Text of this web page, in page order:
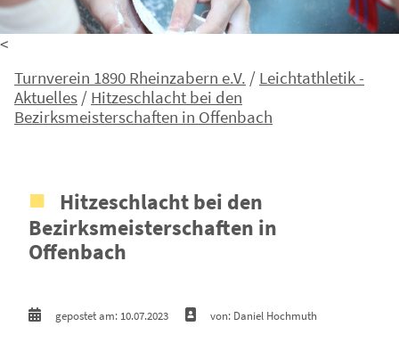
<
Turnverein 1890 Rheinzabern e.V. / Leichtathletik -
Aktuelles / Hitzeschlacht bei den
Bezirksmeisterschaften in Offenbach
Hitzeschlacht bei den
Bezirksmeisterschaften in
Offenbach
gepostet am: 10.07.2023 von: Daniel Hochmuth